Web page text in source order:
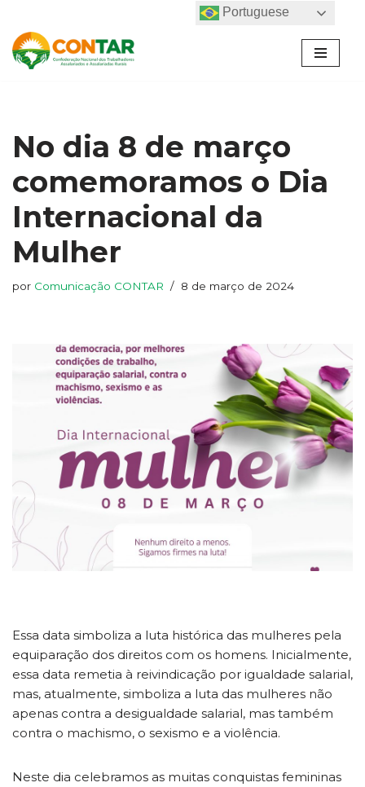
Pular
para
No dia 8 de março
comemoramos o Dia
Internacional da
Mulher
por Comunicação CONTAR 8 de março de 2024
Essa data simboliza a luta histórica das mulheres pela
equiparação dos direitos com os homens. Inicialmente,
essa data remetia à reivindicação por igualdade salarial,
mas, atualmente, simboliza a luta das mulheres não
apenas contra a desigualdade salarial, mas também
contra o machismo, o sexismo e a violência.
Neste dia celebramos as muitas conquistas femininas
Portuguese